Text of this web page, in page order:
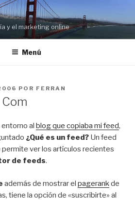
y el marketing online
Menú
POR FERRAN
al blog que copiaba mi feed,
¿Qué es un feed? Un feed
ver los artículos recientes
de feeds.
además de mostrar el pagerankde
tiene la opción de «suscribirte» al